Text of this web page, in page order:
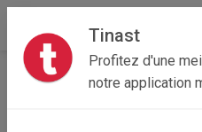
Tinast
Profitez d'une
notre application
Accueil Loisirs